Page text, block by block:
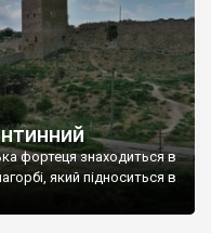
фортеця знаходиться в
який підноситься в